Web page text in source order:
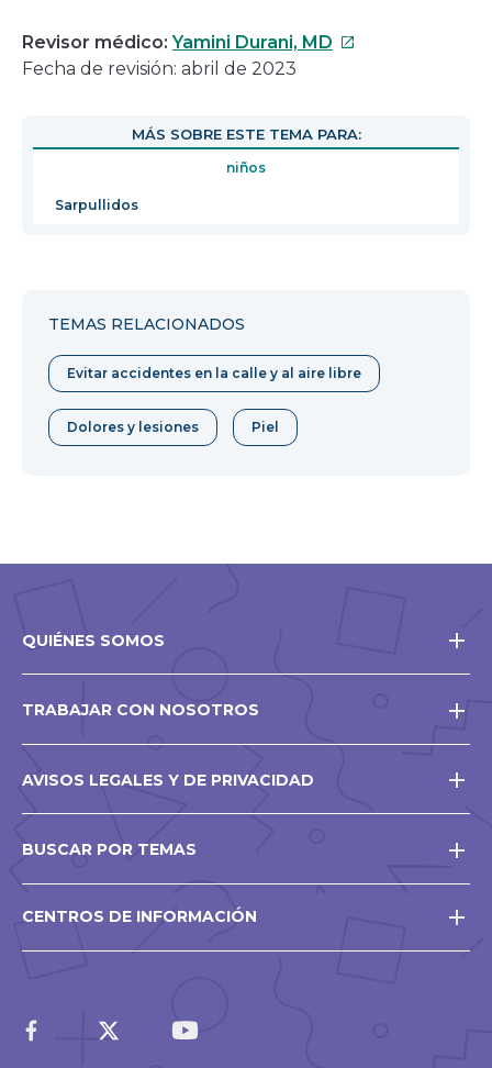
Revisor médico:Yamini Durani, MD Este
en
Fecha de revisión: abril de 2023
MÁS SOBRE ESTE TEMA PARA:
niños
Sarpullidos
TEMAS RELACIONADOS
Evitar accidentes en la calle y al aire libre
Dolores y lesiones Piel
QUIÉNES SOMOS
TRABAJAR CON NOSOTROS
AVISOS LEGALES Y DE PRIVACIDAD
BUSCAR POR TEMAS
CENTROS DE INFORMACIÓN